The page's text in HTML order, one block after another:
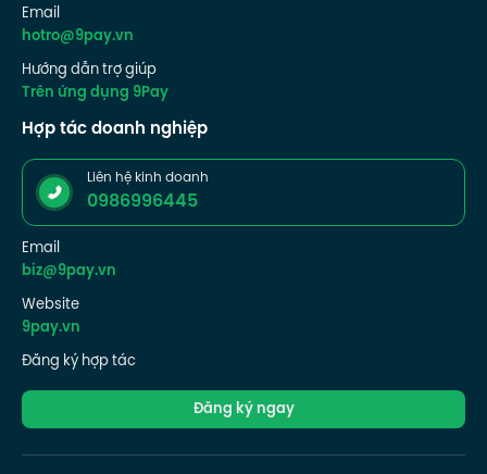
Email
hotro@9pay.vn
Hướng dẫn trợ giúp
Trên ứng dụng 9Pay
Hợp tác doanh nghiệp
Liên hệ kinh doanh
0986996445
Email
biz@9pay.vn
Website
9pay.vn
Đăng ký hợp tác
Đăng ký ngay